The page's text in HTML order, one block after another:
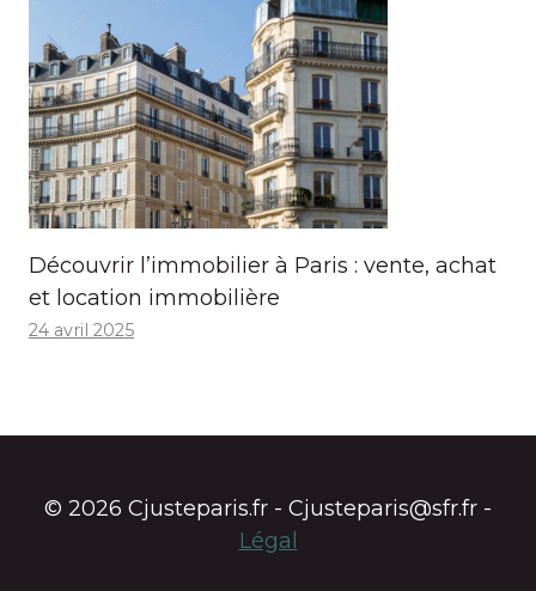
Découvrir l’immobilier à Paris : vente, achat
et location immobilière
24 avril 2025
© 2026 Cjusteparis.fr - Cjusteparis@sfr.fr -
Légal